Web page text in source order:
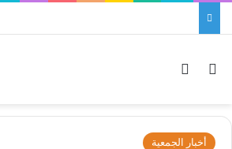
بحث عن
أخبار الجمعية